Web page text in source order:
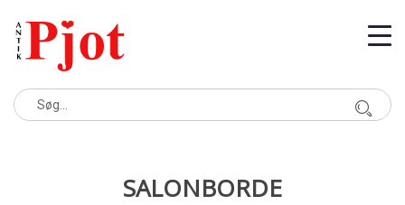
SALONBORDE